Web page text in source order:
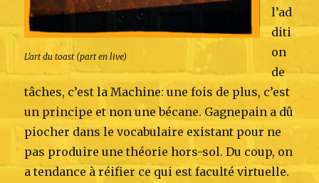
L’art du toast (part en live)
l’ad
diti
on
de
tâches, c’est la Machine: une fois de plus, c’est
un principe et non une bécane. Gagnepain a dû
piocher dans le vocabulaire existant pour ne
pas produire une théorie hors-sol. Du coup, on
a tendance à réifier ce qui est faculté virtuelle.